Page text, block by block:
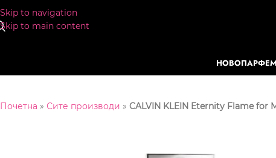
Skip to navigation
Skip to main content
НОВО
Почетна » Сите производи » CALVIN KLEIN Eternity Flame for